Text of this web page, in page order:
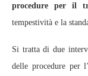
procedure per il
tempestività e la
Si tratta di due
delle procedure per